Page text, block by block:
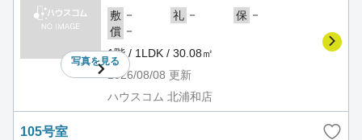
写真を見る
敷 － 礼 － 保 －
償 －
1階 / 1LDK / 30.08㎡
2026/08/08 更新
ハウスコム 北浦和店
105号室